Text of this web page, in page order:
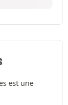
est une